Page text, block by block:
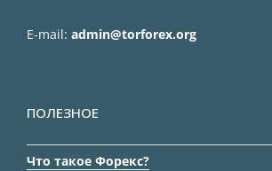
E-mail: admin@torforex.org
ПОЛЕЗНОЕ
Что такое Форекс?